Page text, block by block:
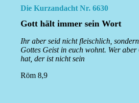
Die Kurzandacht Nr. 6630
Gott hält immer sein Wort
Ihr aber seid nicht fleischlich,
Gottes Geist in euch wohnt. Wer
hat, der ist nicht sein
Röm 8,9